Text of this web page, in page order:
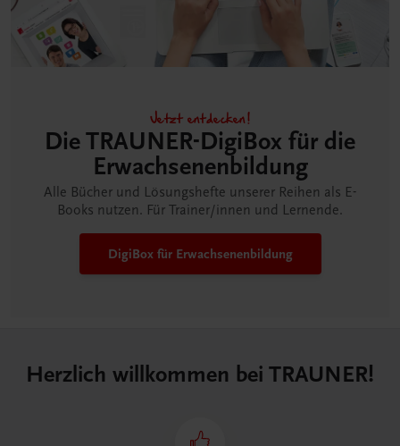
Jetzt entdecken!
Die TRAUNER-DigiBox für die
Erwachsenen­bildung
Alle Bücher und Lösungshefte unserer Reihen als E-
Books nutzen. Für Trainer/innen und Lernende.
DigiBox für Erwachsenen­bildung
Herzlich willkommen bei TRAUNER!